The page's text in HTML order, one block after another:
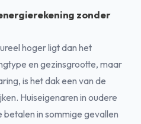
zonder
hoger ligt dan het
en gezinsgrootte, maar
is het dak een van de
Huiseigenaren in oudere
in sommige gevallen